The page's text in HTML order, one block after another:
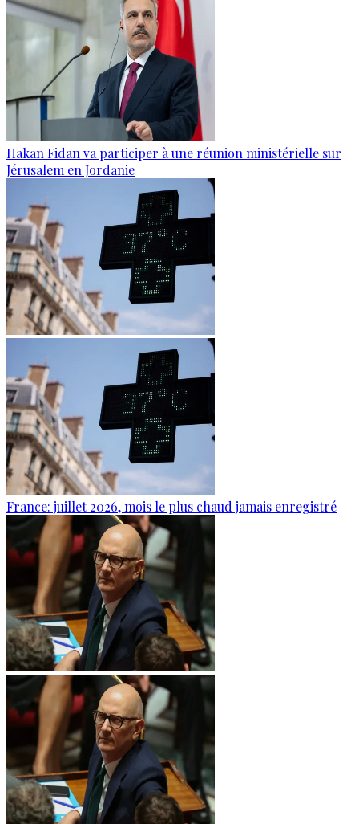
Hakan Fidan va participer à une réunion ministérielle sur
Jérusalem en Jordanie
France: juillet 2026, mois le plus chaud jamais enregistré